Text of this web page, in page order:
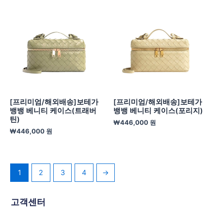
[프리미엄/해외배송]보테가
뱅뱅 베니티 케이스(트래버
틴)
₩446,000 원
[프리미엄/해외배송]보테가
뱅뱅 베니티 케이스(포리지)
₩446,000 원
1 2 3 4 →
고객센터